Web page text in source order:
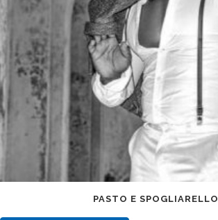
PASTO E SPOGLIARELLO